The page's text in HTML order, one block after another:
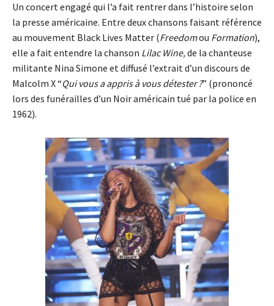
Un concert engagé qui l’a fait rentrer dans l’histoire selon
la presse américaine. Entre deux chansons faisant référence
au mouvement Black Lives Matter (Freedomou Formation),
elle a fait entendre la chanson Lilac Wine,de la chanteuse
militante Nina Simone et diffusé l’extrait d’un discours de
Malcolm X “Qui vous a appris à vous détester ?” (prononcé
lors des funérailles d’un Noir américain tué par la police en
1962).